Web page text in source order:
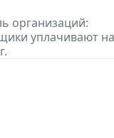
организаций:
уплачивают